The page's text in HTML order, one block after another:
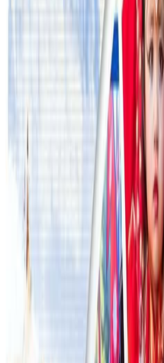
२०२६ जुलाई २७
अष्ट्रेलियामा
भेटिएपछि शिक्षा मन्त्रीले
अन्तर्राष्ट्रिय विद्यार्थी
२०२६ जुलाई २३
फिफा विश्वकपमा
रणनीति बनाउने नेपाली
२०२६ जुलाई २३
एनपिएल अष्ट्रेलियाको
सबैभन्दा महँगा खेलाडी